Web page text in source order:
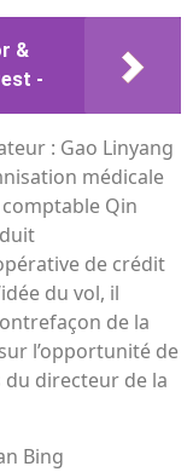
&
-
: Gao Linyang
médicale
Qin
de crédit
du vol, il
de la
l’opportunité de
directeur de la
Bing